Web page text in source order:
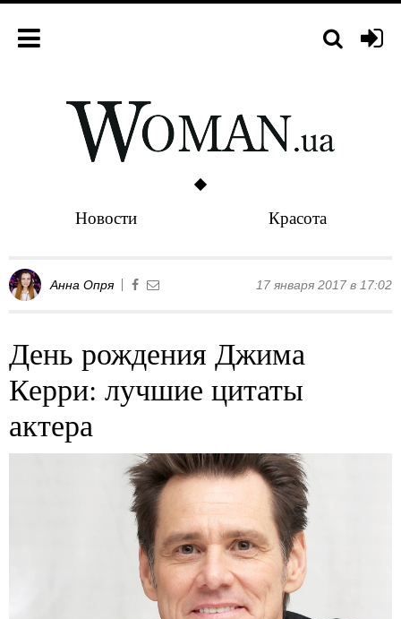
Новости Красота
Анна Опря 17 января 2017 в 17:02
День рождения Джима
Керри: лучшие цитаты
актера